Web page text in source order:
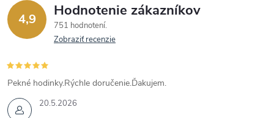
4,9 Hodnotenie zákazníkov
751 hodnotení
Zobraziť recenzie
20.5.2026
Pekné hodinky.Rýchle doručenie.Ďakujem.